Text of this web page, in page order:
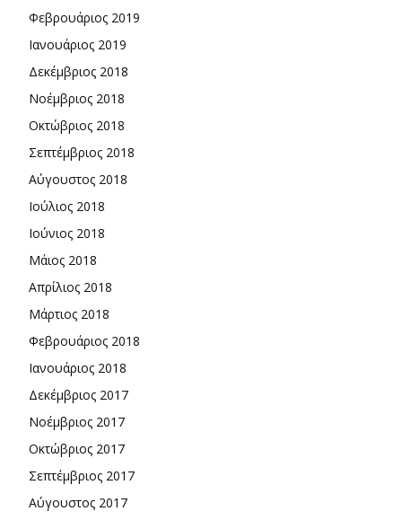
Φεβρουάριος 2019
Ιανουάριος 2019
Δεκέμβριος 2018
Νοέμβριος 2018
Οκτώβριος 2018
Σεπτέμβριος 2018
Αύγουστος 2018
Ιούλιος 2018
Ιούνιος 2018
Μάιος 2018
Απρίλιος 2018
Μάρτιος 2018
Φεβρουάριος 2018
Ιανουάριος 2018
Δεκέμβριος 2017
Νοέμβριος 2017
Οκτώβριος 2017
Σεπτέμβριος 2017
Αύγουστος 2017